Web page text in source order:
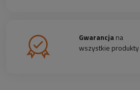
Gwarancjana
wszystkie produkty